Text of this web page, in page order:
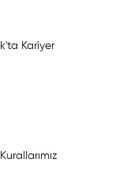
Kariyer